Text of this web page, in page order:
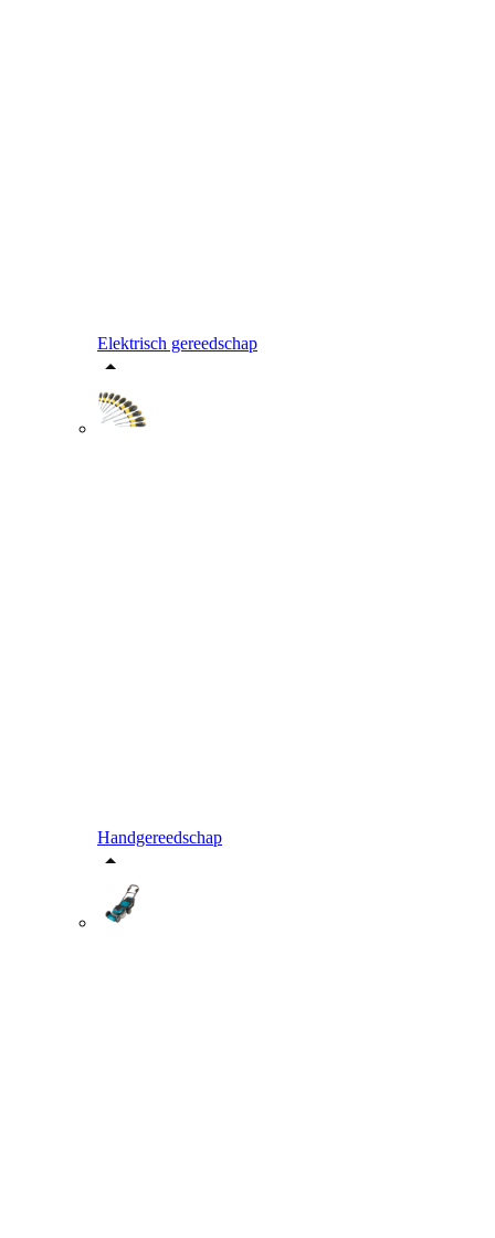
Elektrisch gereedschap
Handgereedschap